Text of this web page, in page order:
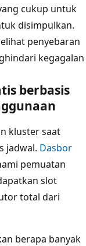
cukup untuk
disimpulkan.
penyebaran
kegagalan
berbasis
kluster saat
jadwal. Dasbor
pemuatan
slot
total dari
berapa banyak